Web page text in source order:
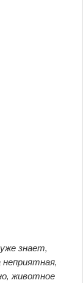
знает,
животное